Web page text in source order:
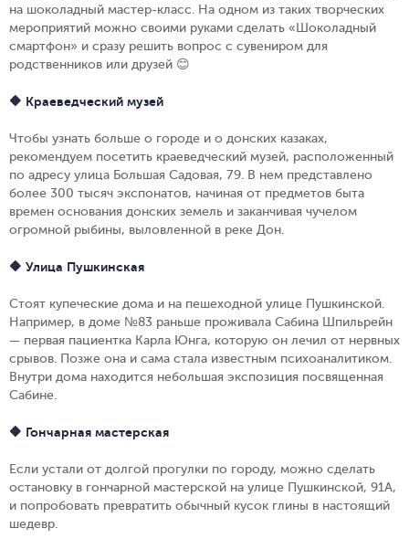
на шоколадный мастер-класс. На одном из таких творческих
мероприятий можно своими руками сделать «Шоколадный
смартфон» и сразу решить вопрос с сувениром для
родственников или друзей 😊
🔶 Краеведческий музей
Чтобы узнать больше о городе и о донских казаках,
рекомендуем посетить краеведческий музей, расположенный
по адресу улица Большая Садовая, 79. В нем представлено
более 300 тысяч экспонатов, начиная от предметов быта
времен основания донских земель и заканчивая чучелом
огромной рыбины, выловленной в реке Дон.
🔶 Улица Пушкинская
Стоят купеческие дома и на пешеходной улице Пушкинской.
Например, в доме №83 раньше проживала Сабина Шпильрейн
— первая пациентка Карла Юнга, которую он лечил от нервных
срывов. Позже она и сама стала известным психоаналитиком.
Внутри дома находится небольшая экспозиция посвященная
Сабине.
🔶 Гончарная мастерская
Если устали от долгой прогулки по городу, можно сделать
остановку в гончарной мастерской на улице Пушкинской, 91А,
и попробовать превратить обычный кусок глины в настоящий
шедевр.